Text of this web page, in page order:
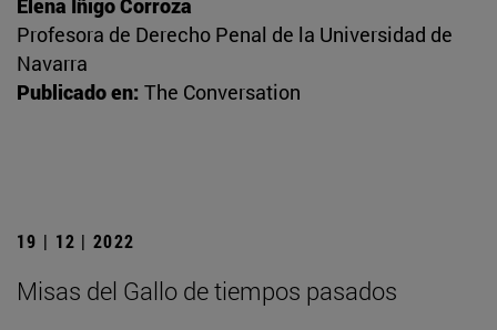
Elena Iñigo Corroza
Profesora de Derecho Penal de la Universidad de
Navarra
Publicado en: The Conversation
19 | 12 | 2022
Misas del Gallo de tiempos pasados